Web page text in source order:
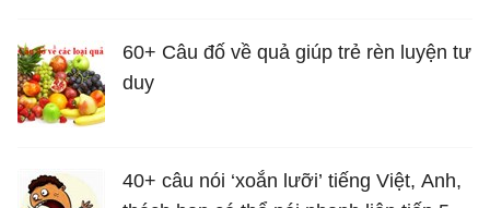
60+ Câu đố về quả giúp trẻ rèn luyện tư
duy
40+ câu nói ‘xoắn lưỡi’ tiếng Việt, Anh,